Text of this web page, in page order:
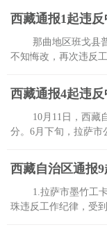
西藏通报1起违
那曲地区班戈县
不知悔改，再次违反
西藏通报4起违
10月11日，西藏
分。6月下旬，拉萨市
西藏自治区通报
1.拉萨市墨竹工
珠违反工作纪律，受